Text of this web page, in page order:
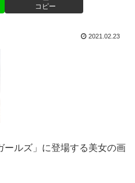
コピー
2021.02.23
ルズ」に登場する美女の画